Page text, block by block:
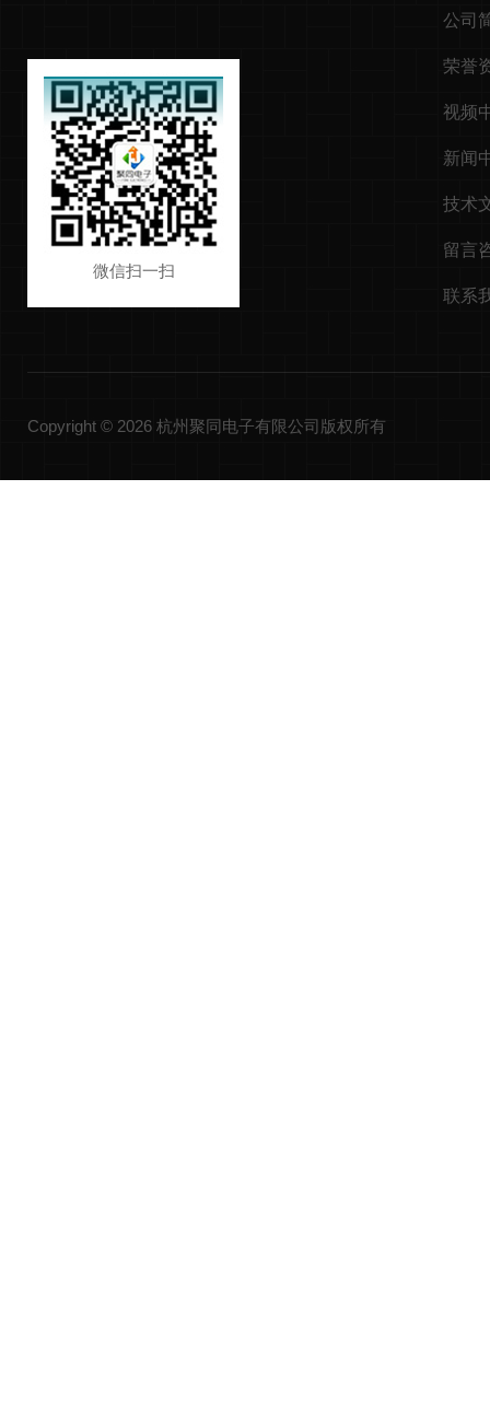
微信扫一扫
公司
荣誉
视频
新闻
技术
留言
联系
Copyright © 2026 杭州聚同电子有限公司版权所有